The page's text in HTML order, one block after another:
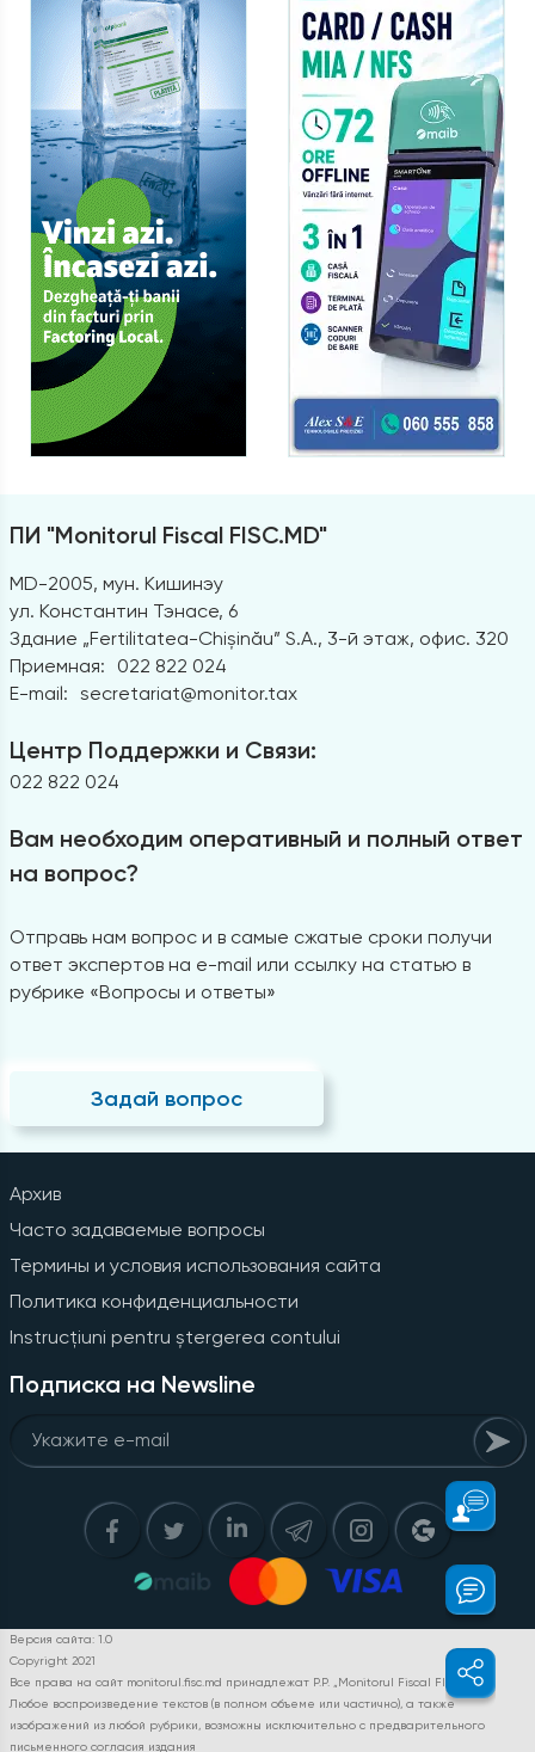
ПИ "Monitorul Fiscal FISC.MD"
MD-2005, мун. Кишинэу
ул. Константин Тэнасе, 6
Здание „Fertilitatea-Chișinău” S.A., 3-й этаж, офис. 320
Приемная:
022 822 024
E-mail: secretariat@monitor.tax
Центр Поддержки и Связи:
022 822 024
Вам необходим оперативный и полный ответ
на вопрос?
Отправь нам вопрос и в самые сжатые сроки получи
ответ экспертов на e-mail или ссылку на статью в
рубрике «Вопросы и ответы»
Задай вопрос
Архив
Часто задаваемые вопросы
Термины и условия использования сайта
Политика конфиденциальности
Instrucțiuni pentru ștergerea contului
Подписка на Newsline
Версия сайта: 1.0
Copyright 2021
Все права на сайт monitorul.fisc.md принадлежат P.P. „Monitorul Fiscal FISC.MD”.
Любое воспроизведение текстов (в полном объеме или частично), а также
изображений из любой рубрики, возможны исключительно с предварительного
письменного согласия издания